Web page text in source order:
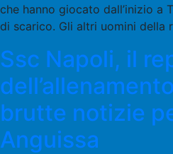
che hanno giocato dall’inizio a
di scarico. Gli altri uomini della
Ssc Napoli, il
brutte notizie
Anguissa